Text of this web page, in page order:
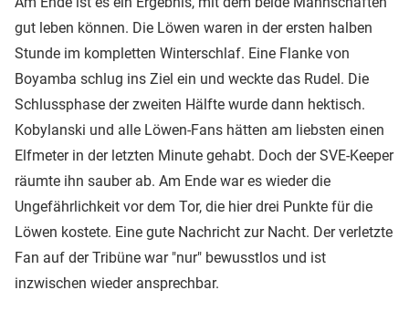
gut leben können. Die Löwen waren in der ersten halben
Stunde im kompletten Winterschlaf. Eine Flanke von
Boyamba schlug ins Ziel ein und weckte das Rudel. Die
Schlussphase der zweiten Hälfte wurde dann hektisch.
Kobylanski und alle Löwen-Fans hätten am liebsten einen
Elfmeter in der letzten Minute gehabt. Doch der SVE-Keeper
räumte ihn sauber ab. Am Ende war es wieder die
Ungefährlichkeit vor dem Tor, die hier drei Punkte für die
Löwen kostete. Eine gute Nachricht zur Nacht. Der verletzte
Fan auf der Tribüne war "nur" bewusstlos und ist
inzwischen wieder ansprechbar.